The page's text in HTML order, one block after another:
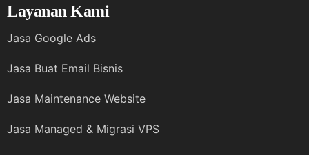
Layanan Kami
Jasa Google Ads
Jasa Buat Email Bisnis
Jasa Maintenance Website
Jasa Managed & Migrasi VPS